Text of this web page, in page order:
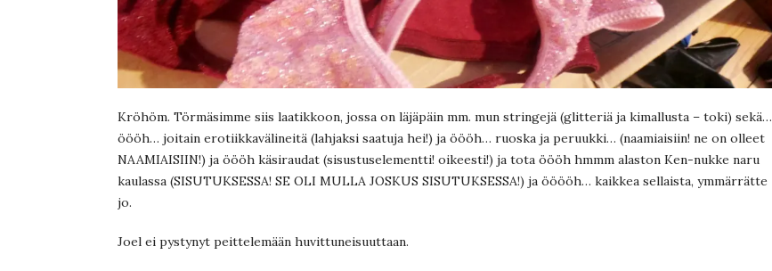
Kröhöm. Törmäsimme siis laatikkoon, jossa on läjäpäin mm. mun stringejä (glitteriä ja kimallusta – toki) sekä…
öööh… joitain erotiikkavälineitä (lahjaksi saatuja hei!) ja öööh… ruoska ja peruukki… (naamiaisiin! ne on olleet
NAAMIAISIIN!) ja öööh käsiraudat (sisustuselementti! oikeesti!) ja tota öööh hmmm alaston Ken-nukke naru
kaulassa (SISUTUKSESSA! SE OLI MULLA JOSKUS SISUTUKSESSA!) ja ööööh… kaikkea sellaista, ymmärrätte
jo.
Joel ei pystynyt peittelemään huvittuneisuuttaan.